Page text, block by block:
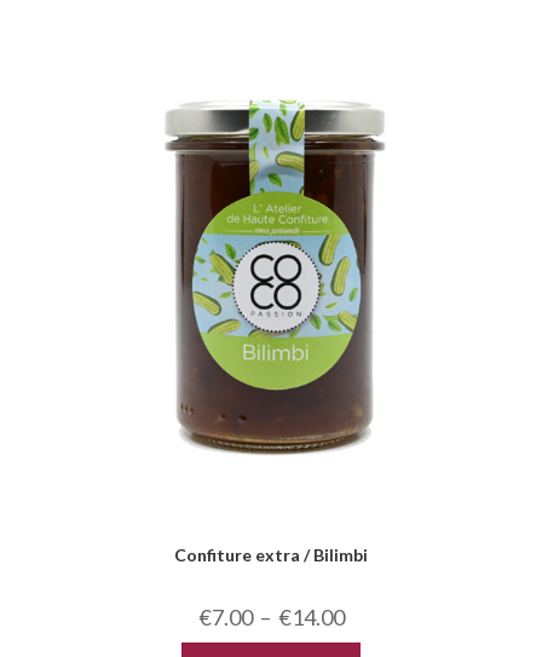
Confiture extra / Bilimbi
€7.00 – €14.00